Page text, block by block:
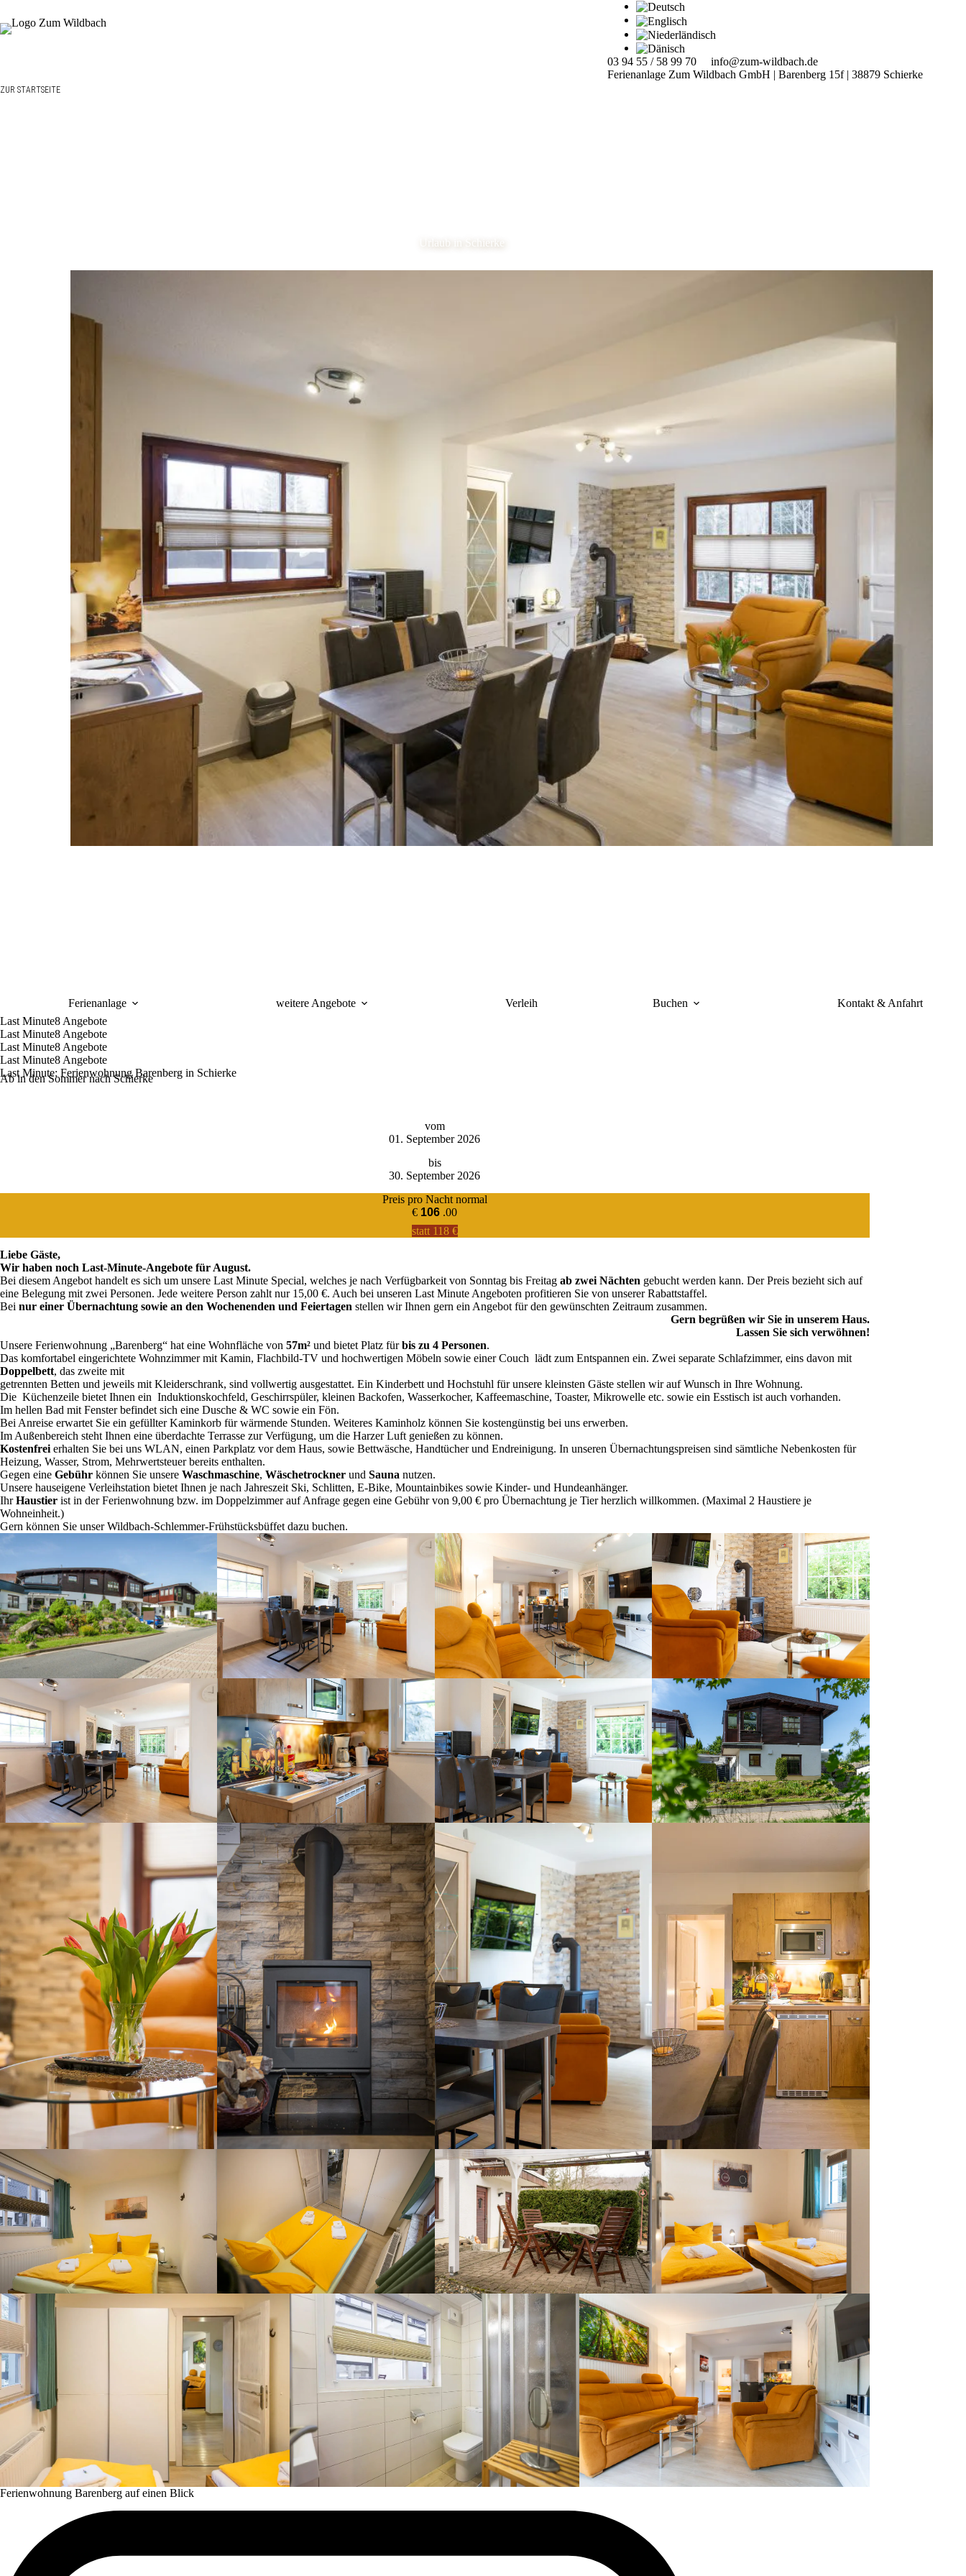
Inhalt
springen
03 94 55 / 58 99 70
info@zum-wildbach.de
Ferienanlage Zum Wildbach GmbH | Barenberg 15f | 38879 Schierke
Urlaub in Schierke
ZUR STARTSEITE
Ferienanlage weitere Angebote Verleih Buchen
Kontakt & Anfahrt
Last Minute8 Angebote
Last Minute8 Angebote
Last Minute8 Angebote
Last Minute8 Angebote
Last Minute: Ferienwohnung Barenberg in Schierke
Ab in den Sommer nach Schierke
vom
01. September 2026
bis
30. September 2026
Preis pro Nacht normal
€ 106 .00
statt 118 €
Liebe Gäste,
Wir haben noch Last-Minute-Angebote für August.
Bei diesem Angebot handelt es sich um unsere Last Minute Special, welches je nach Verfüg­bar­keit von Sonntag bis Freitag ab zwei Nächten gebucht werden kann. Der Preis bezieht sich auf
eine Belegung mit zwei Perso­nen. Jede weitere Person zahlt nur 15,00 €. Auch bei unseren Last Minute Angebo­ten profi­tie­ren Sie von unserer Rabattstaffel.
Bei nur einer Übernach­tung sowie an den Wochen­en­den und Feier­ta­gen stellen wir Ihnen gern ein Angebot für den gewünsch­ten Zeitraum zusammen.
Gern begrü­ßen wir Sie in unserem Haus.
Lassen Sie sich verwöhnen!
Unsere Ferien­woh­nung „Baren­berg“ hat eine Wohnflä­che von 57m² und bietet Platz fürbis zu 4 Perso­nen.
Das komfor­ta­bel einge­rich­tete Wohnzim­mer mit Kamin, Flach­bild-TV und hochwer­ti­gen Möbeln sowie einer Couch lädt zum Entspan­nen ein. Zwei separate Schlaf­zim­mer, eins davon mit
Doppel­bett, das zweite mit
getrenn­ten Betten und jeweils mit Kleider­schrank, sind vollwer­tig ausge­stat­tet. Ein Kinder­bett und Hochstuhl für unsere kleins­ten Gäste stellen wir auf Wunsch in Ihre Wohnung.
Die Küchen­zeile bietet Ihnen ein Induk­ti­ons­koch­feld, Geschirr­spü­ler, kleinen Backofen, Wasser­ko­cher, Kaffee­ma­schine, Toaster, Mikro­welle etc. sowie ein Esstisch ist auch vorhanden.
Im hellen Bad mit Fenster befin­det sich eine Dusche & WC sowie ein Fön.
Bei Anreise erwar­tet Sie ein gefüll­ter Kamin­korb für wärmende Stunden. Weite­res Kamin­holz können Sie kosten­güns­tig bei uns erwerben.
Im Außen­be­reich steht Ihnen eine überdachte Terrasse zur Verfü­gung, um die Harzer Luft genie­ßen zu können.
Kosten­frei erhal­ten Sie bei uns WLAN, einen Parkplatz vor dem Haus, sowie Bettwä­sche, Handtü­cher und Endrei­ni­gung. In unseren Übernach­tungs­prei­sen sind sämtli­che Neben­kos­ten für
Heizung, Wasser, Strom, Mehrwert­steuer bereits enthalten.
Gegen eine Gebühr können Sie unsere Wasch­ma­schine, Wäsche­trock­ner und Sauna nutzen.
Unsere hausei­gene Verleih­sta­tion bietet Ihnen je nach Jahres­zeit Ski, Schlit­ten, E‑Bike, Mountain­bikes sowie Kinder- und Hundeanhänger.
IhrHaustier ist in der Ferien­woh­nung bzw. im Doppel­zim­mer auf Anfrage gegen eine Gebühr von 9,00 € pro Übernach­tung je Tier herzlich willkom­men. (Maximal 2 Haustiere je
Wohneinheit.)
Gern können Sie unserWildbach-Schlem­mer-Frühstücks­büf­fet dazu buchen.
Ferienwohnung Barenberg auf einen Blick